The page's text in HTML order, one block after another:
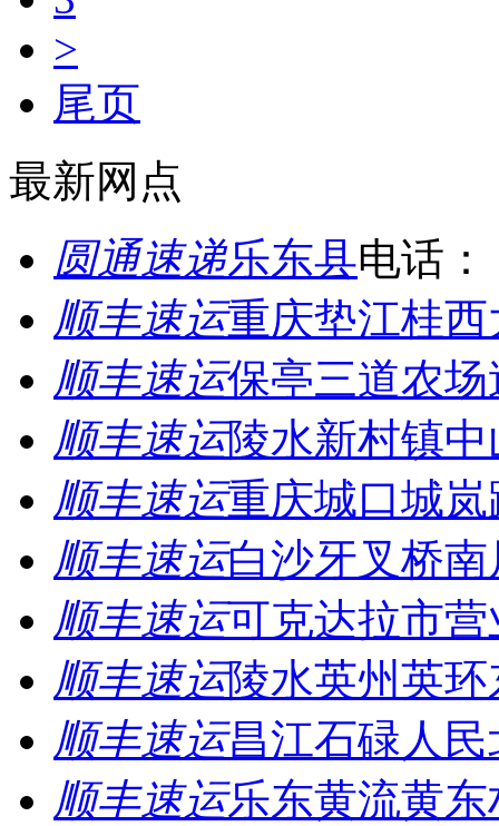
>
尾页
最新网点
圆通速递乐东县电话：
顺丰速运重庆垫江桂
顺丰速运保亭三道农
顺丰速运陵水新村镇
顺丰速运重庆城口城
顺丰速运白沙牙叉桥
顺丰速运可克达拉市营
顺丰速运陵水英州英
顺丰速运昌江石碌人
顺丰速运乐东黄流黄